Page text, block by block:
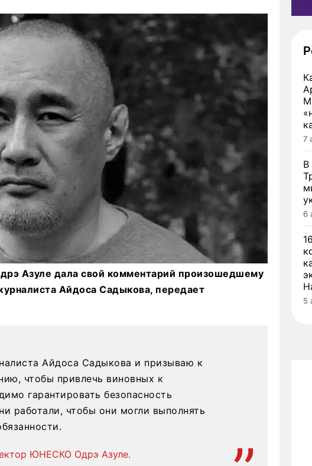
Азуле дала свой комментарий произошедшему
Айдоса Садыкова, передает
Айдоса Садыкова и призываю к
чтобы привлечь виновных к
гарантировать безопасность
работали, чтобы они могли выполнять
ЮНЕСКО Одрэ Азуле.
7
В
6
5